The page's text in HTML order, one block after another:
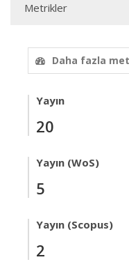
Metrikler
Daha fazla
Yayın
20
Yayın (WoS)
5
Yayın (Scopus)
2